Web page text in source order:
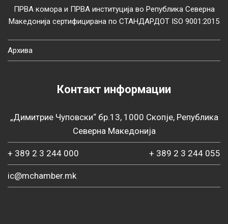
ПРВА комора и ПРВА институција во Република Северна
Македонија сертифицирана по СТАНДАРДОТ ISO 9001:2015
Архива
Контакт информации
„Димитрие Чуповски“ бр.13, 1000 Скопје, Република
Северна Македонија
+ 389 2 3 244 000 + 389 2 3 244 055
ic@mchamber.mk